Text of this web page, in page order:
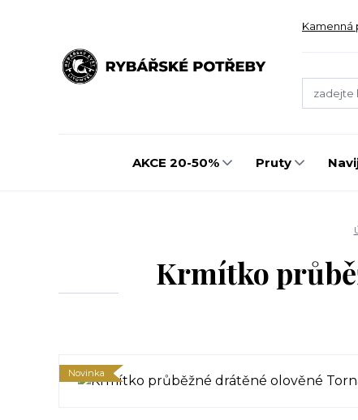
Kamenná
AKCE 20-50% Pruty
Krmítko
Novinka